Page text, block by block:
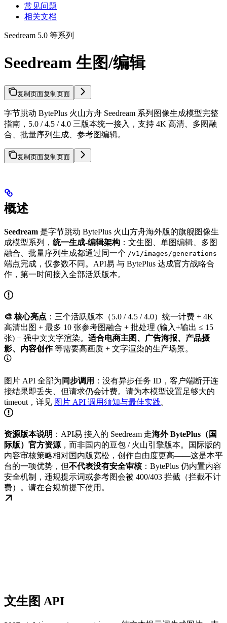
常见问题
相关文档
Seedream 5.0 等系列
Seedream 生图/编辑
复制页面复制页面
字节跳动 BytePlus 火山方舟 Seedream 系列图像生成模型完整
指南，5.0 / 4.5 / 4.0 三版本统一接入，支持 4K 高清、多图融
合、批量序列生成、参考图编辑。
复制页面复制页面
概述
Seedream 是字节跳动 BytePlus 火山方舟海外版的旗舰图像生
成模型系列， 统一生成-编辑架构 ：文生图、单图编辑、多图
融合、批量序列生成都通过同一个 /v1/images/generations
端点完成，仅参数不同。API易 与 BytePlus 达成官方战略合
作，第一时间接入全部活跃版本。
🎨 核心亮点 ：三个活跃版本（5.0 / 4.5 / 4.0）统一计费 + 4K
高清出图 + 最多 10 张参考图融合 + 批处理 (输入+输出 ≤ 15
张) + 强中文文字渲染。 适合电商主图、广告海报、产品摄
影、内容创作等需要高画质 + 文字渲染的生产场景。
图片 API 全部为 同步调用 ：没有异步任务 ID，客户端断开连
接结果即丢失、但请求仍会计费。请为本模型设置足够大的
timeout，详见 图片 API 调用须知与最佳实践。
资源版本说明 ：API易 接入的 Seedream 走海外 BytePlus（国
际版）官方资源，而非国内的豆包 / 火山引擎版本。国际版的
内容审核策略相对国内版宽松，创作自由度更高——这是本平
台的一项优势，但不代表没有安全审核：BytePlus 仍内置内容
安全机制，违规提示词或参考图会被 400/403 拦截（拦截不计
费）。请在合规前提下使用。
文生图 API